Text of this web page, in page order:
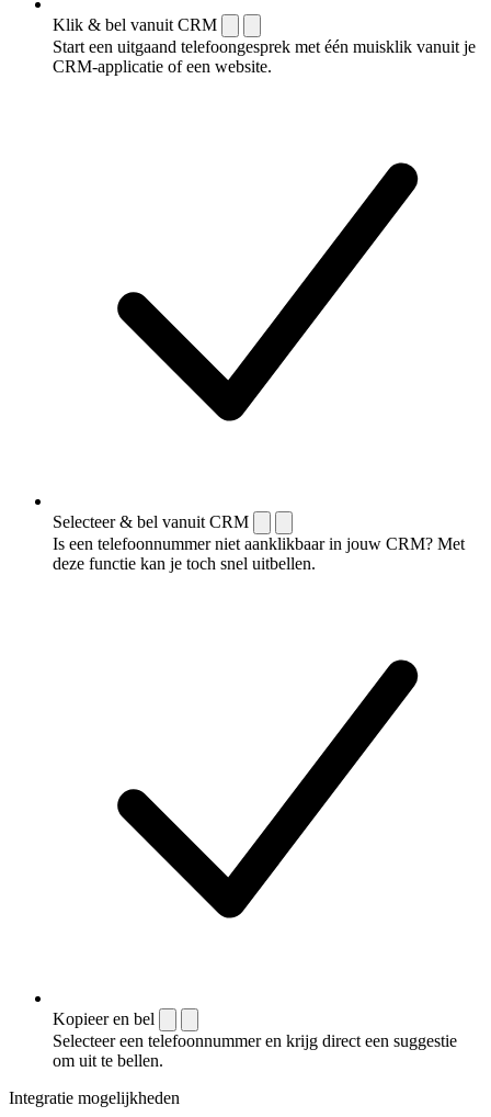
Klik & bel vanuit CRM
Start een uitgaand telefoongesprek met één muisklik vanuit je
CRM-applicatie of een website.
Selecteer & bel vanuit CRM
Is een telefoonnummer niet aanklikbaar in jouw CRM? Met
deze functie kan je toch snel uitbellen.
Kopieer en bel
Selecteer een telefoonnummer en krijg direct een suggestie
om uit te bellen.
Integratie mogelijkheden